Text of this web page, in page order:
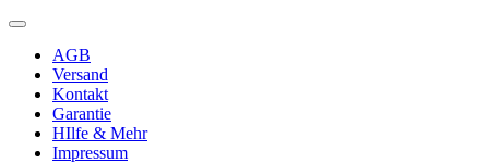
AGB
Versand
Kontakt
Garantie
HIlfe & Mehr
Impressum